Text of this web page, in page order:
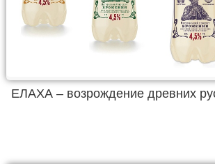
ЕЛАХА – возрождение древних